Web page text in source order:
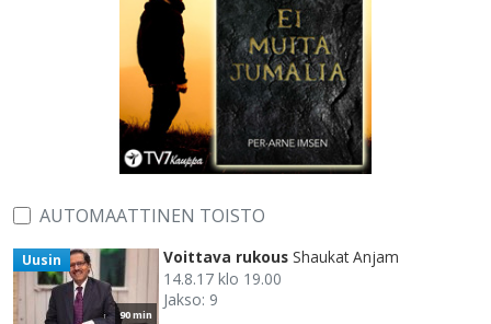
AUTOMAATTINEN TOISTO
90 min
Uusin Voittava rukous Shaukat Anjam
14.8.17 klo 19.00
Jakso: 9